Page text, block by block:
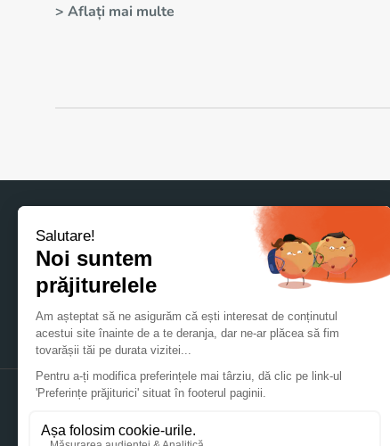
> Aflați mai multe
AcasăMaterialele noastre
CONTACTAȚI-NE